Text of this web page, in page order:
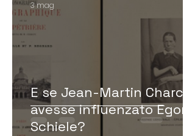
E se Jean-Martin Charcot
avesse influenzato Egon
Schiele?
3 mag